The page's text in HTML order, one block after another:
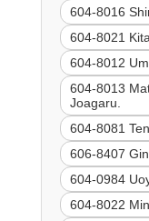
604-8016
604-8021
604-8012
604-8013
Joagaru.
604-8081
606-8407
604-0984
604-8022